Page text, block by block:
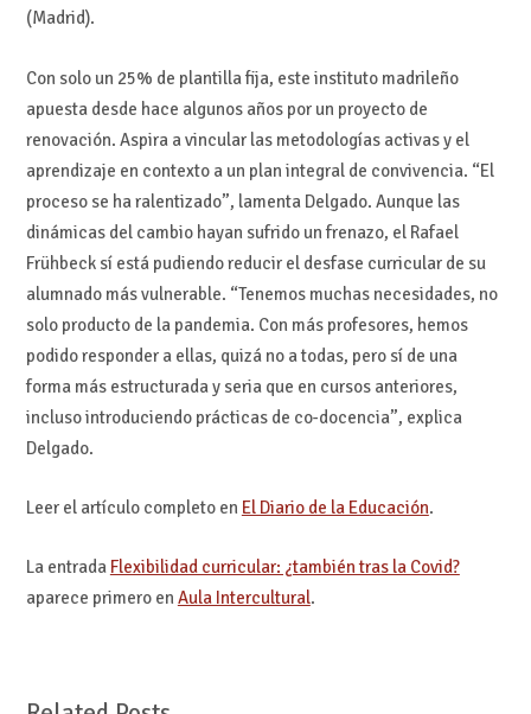
(Madrid).
Con solo un 25% de plantilla fija, este instituto madrileño
apuesta desde hace algunos años por un proyecto de
renovación. Aspira a vincular las metodologías activas y el
aprendizaje en contexto a un plan integral de convivencia. “El
proceso se ha ralentizado”, lamenta Delgado. Aunque las
dinámicas del cambio hayan sufrido un frenazo, el Rafael
Frühbeck sí está pudiendo reducir el desfase curricular de su
alumnado más vulnerable. “Tenemos muchas necesidades, no
solo producto de la pandemia. Con más profesores, hemos
podido responder a ellas, quizá no a todas, pero sí de una
forma más estructurada y seria que en cursos anteriores,
incluso introduciendo prácticas de co-docencia”, explica
Delgado.
Leer el artículo completo en El Diario de la Educación.
La entrada Flexibilidad curricular: ¿también tras la Covid?
aparece primero en Aula Intercultural.